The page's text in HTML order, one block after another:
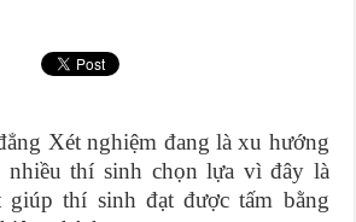
Xét nghiệm đang là xu hướng
nhiều thí sinh chọn lựa vì đây là
giúp thí sinh đạt được tấm bằng